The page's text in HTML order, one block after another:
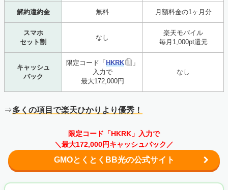
解約違約金 無料 月額料金の1ヶ月分
スマホ
セット割
なし
楽天モバイル
毎月1,000pt還元
キャッシュ
バック
限定コード「 HKRK
」
入力で
最大172,000円
なし
⇒多くの項目で楽天ひかりより優秀！
限定コード「HKRK」入力で
＼最大172,000円キャッシュバック／
GMOとくとくBB光の公式サイト